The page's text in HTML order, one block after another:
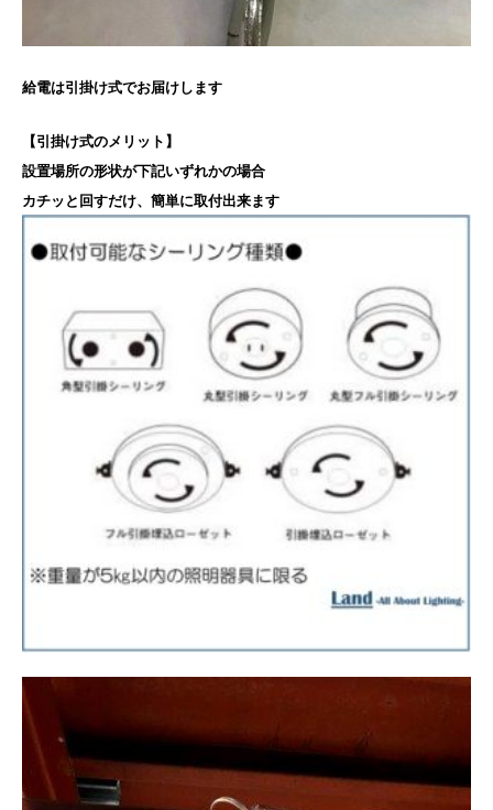
給電は引掛け式でお届けします
【引掛け式のメリット】
設置場所の形状が下記いずれかの場合
カチッと回すだけ、簡単に取付出来ます